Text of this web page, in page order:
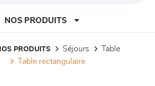
NOS PRODUITS
PRODUITS séjours
table
table rectangulaire